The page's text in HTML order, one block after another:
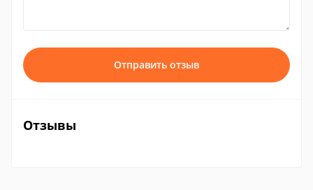
Отправить отзыв
Отзывы